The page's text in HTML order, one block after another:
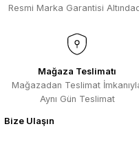
Resmi Marka Garantisi
Mağaza Teslimatı
Mağazadan Teslimat
Aynı Gün Teslimat
Bize Ulaşın